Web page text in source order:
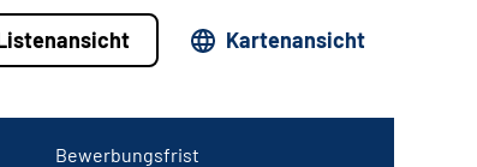
Kartenansicht
Bewerbungsfrist